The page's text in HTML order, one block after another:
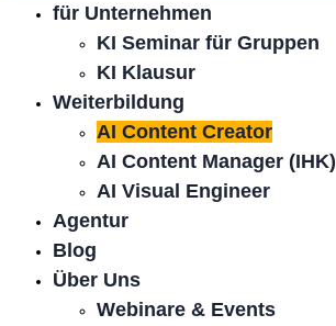
für Unternehmen
KI Seminar für Gruppen
KI Klausur
Weiterbildung
AI Content Creator
AI Content Manager (IHK)
AI Visual Engineer
Agentur
Blog
Über Uns
Webinare & Events